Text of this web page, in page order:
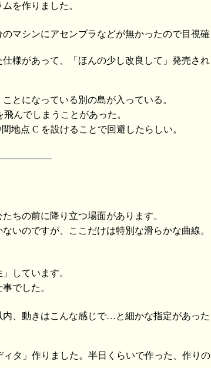
を作りました。
マシンにアセンブラなどが無かったので目視確
様があって、「ほんの少し改良して」発売され
とになっている別の島が入っている。
んでしまうことがあった。
地点 C を設けることで回避したらしい。
ちの前に降り立つ場面があります。
いのですが、ここだけは特別な滑らかな曲線。
しています。
でした。
、動きはこんな感じで…と細かな指定があった
タ」作りました。半日くらいで作った、作りの